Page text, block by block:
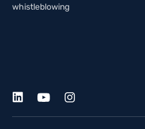
whistleblowing